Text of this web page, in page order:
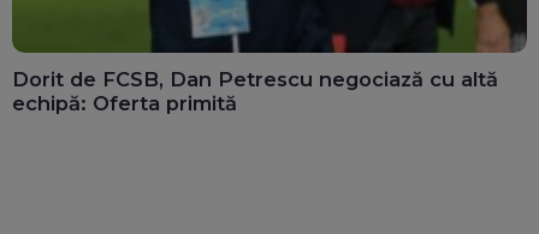
Dorit de FCSB, Dan Petrescu negociază cu altă
echipă: Oferta primită